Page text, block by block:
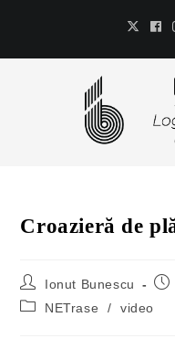
Croazieră de
Ionut Bunescu
NETrase
/ video